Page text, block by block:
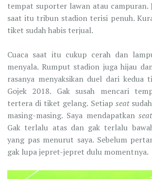
tempat suporter lawan atau campuran.
saat itu tribun stadion terisi penuh.
tiket sudah habis terjual.
Cuaca saat itu cukup cerah dan
menyala. Rumput stadion juga hijau
rasanya menyaksikan duel dari kedua
Gojek 2018. Gak susah mencari
tertera di tiket gelang. Setiap seat
masing-masing. Saya mendapatkanseat
Gak terlalu atas dan gak terlalu
yang pas menurut saya. Sebelum
gak lupa jepret-jepret dulu momentnya.